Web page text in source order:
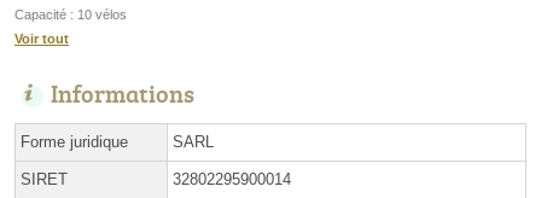
Capacité : 10 vélos
Voir tout
Informations
Forme juridique SARL
SIRET 32802295900014